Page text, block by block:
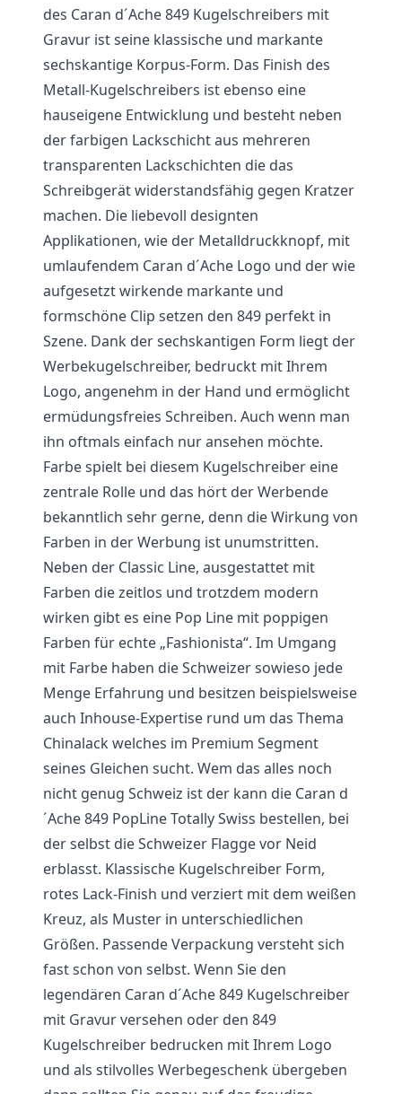
des Caran d´Ache 849 Kugelschreibers mit
Gravur ist seine klassische und markante
sechskantige Korpus-Form. Das Finish des
Metall-Kugelschreibers ist ebenso eine
hauseigene Entwicklung und besteht neben
der farbigen Lackschicht aus mehreren
transparenten Lackschichten die das
Schreibgerät widerstandsfähig gegen Kratzer
machen. Die liebevoll designten
Applikationen, wie der Metalldruckknopf, mit
umlaufendem Caran d´Ache Logo und der wie
aufgesetzt wirkende markante und
formschöne Clip setzen den 849 perfekt in
Szene. Dank der sechskantigen Form liegt der
Werbekugelschreiber, bedruckt mit Ihrem
Logo, angenehm in der Hand und ermöglicht
ermüdungsfreies Schreiben. Auch wenn man
ihn oftmals einfach nur ansehen möchte.
Farbe spielt bei diesem Kugelschreiber eine
zentrale Rolle und das hört der Werbende
bekanntlich sehr gerne, denn die Wirkung von
Farben in der Werbung ist unumstritten.
Neben der Classic Line, ausgestattet mit
Farben die zeitlos und trotzdem modern
wirken gibt es eine Pop Line mit poppigen
Farben für echte „Fashionista“. Im Umgang
mit Farbe haben die Schweizer sowieso jede
Menge Erfahrung und besitzen beispielsweise
auch Inhouse-Expertise rund um das Thema
Chinalack welches im Premium Segment
seines Gleichen sucht. Wem das alles noch
nicht genug Schweiz ist der kann die Caran d
´Ache 849 PopLine Totally Swiss bestellen, bei
der selbst die Schweizer Flagge vor Neid
erblasst. Klassische Kugelschreiber Form,
rotes Lack-Finish und verziert mit dem weißen
Kreuz, als Muster in unterschiedlichen
Größen. Passende Verpackung versteht sich
fast schon von selbst. Wenn Sie den
legendären Caran d´Ache 849 Kugelschreiber
mit Gravur versehen oder den 849
Kugelschreiber bedrucken mit Ihrem Logo
und als stilvolles Werbegeschenk übergeben